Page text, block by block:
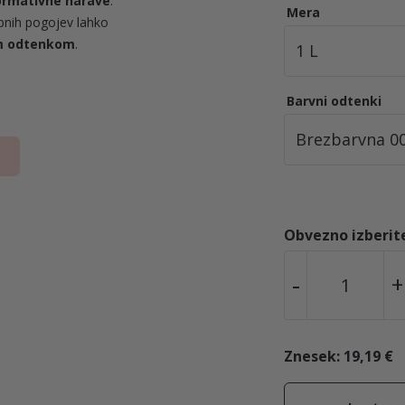
pogojev lahko
odtenkom.
Mera
Barvni odtenki
Obvezno
-
o
s
+
Znesek: 19,19 €